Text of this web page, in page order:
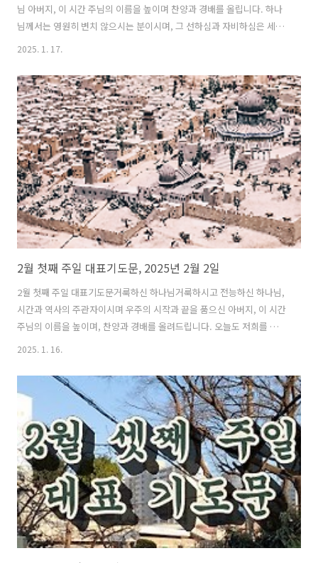
님 아버지, 이 시간 주님의 이름을 높이며 찬양과 경배를 올립니다. 하나
님께서는 영원히 변치 않으시는 분이시며, 그 선하심과 자비하심은 세대
에서 세대로 끝이 없으시니 저희는 주님을 찬양하지 않을 수 없습니다.
다. 이 거룩한 주일 아침에 저희를 주님 앞으로 부르사 예배할 수 있는 은
혜를 허락하심에 깊이 감사드립니다. 하나님의 거룩하심과 은혜를 고백
하며천지를 지으신 창조주 하나님, 주님의 위엄과 영광은 하늘과 땅에 가
득하며, 저희의 연약한 눈으로 감히 헤아릴 수 없습니다. 주님께서는 선
하시며, 주의 선하심은 날마다 새로운 은혜로 나타납니다. 지난 한 주간
도 주님의 손..
2025. 1. 17.
2월 첫째 주일 대표기도문, 2025년 2월 2일
2월 첫째 주일 대표기도문거룩하신 하나님거룩하시고 전능하신 하나님,
시간과 역사의 주관자이시며 우주의 시작과 끝을 품으신 아버지, 이 시간
주님의 이름을 높이며, 찬양과 경배를 올려드립니다. 오늘도 저희를 주님
의 거룩한 전으로 불러 주시고, 신령과 진리로 주님을 예배할 수 있는 특
희의 삶 속에 계절이 바뀌고 시간이 흐르는 모든 순간이 주님의 섭리와
사랑의 손길임을 고백합니다. 지난 1월의 모든 은혜를 기억하며, 이 새로
운 달에도 주님의 뜻 안에서 우리의 길을 바로 세워 주실 것을 믿고 감사
드립니다. “여호와의 은혜가 각 아침마다 새롭다” 하신 말씀이 저희 삶
가운데 살아 역사하기를 간구합니다. 역사의 주관자이신 하나님을 찬양
하며천지와 ..
2025. 1. 16.